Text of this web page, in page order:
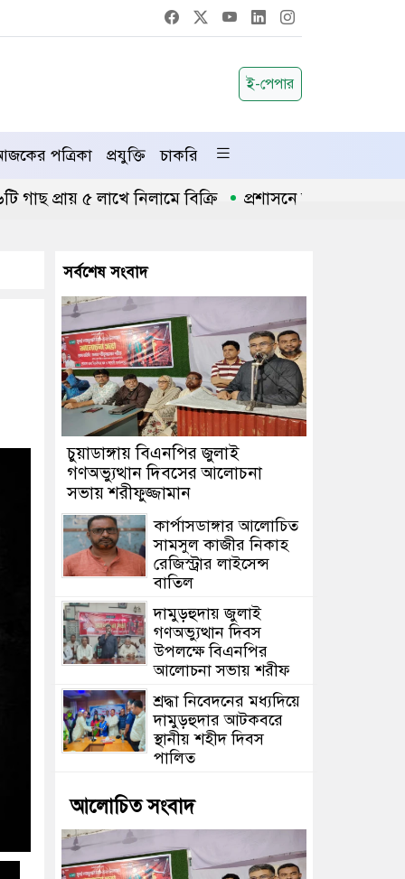
ই-পেপার
পত্রিকা প্রযুক্তি চাকরি
৫ লাখে নিলামে বিক্রি
প্রশাসনে অনুপ্রবেশ ঠেকাতে
সর্বশেষ সংবাদ
চুয়াডাঙ্গায় বিএনপির জুলাই
গণঅভ্যুত্থান দিবসের আলোচনা
সভায় শরীফুজ্জামান
কার্পাসডাঙ্গার আলোচিত
সামসুল কাজীর নিকাহ
রেজিস্ট্রার লাইসেন্স
বাতিল
দামুড়হুদায় জুলাই
গণঅভ্যুত্থান দিবস
উপলক্ষে বিএনপির
আলোচনা সভায় শরীফ
শ্রদ্ধা নিবেদনের মধ্যদিয়ে
দামুড়হুদার আটকবরে
স্থানীয় শহীদ দিবস
পালিত
আলোচিত সংবাদ